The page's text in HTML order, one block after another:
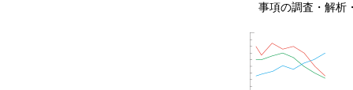
事項の調査・解析